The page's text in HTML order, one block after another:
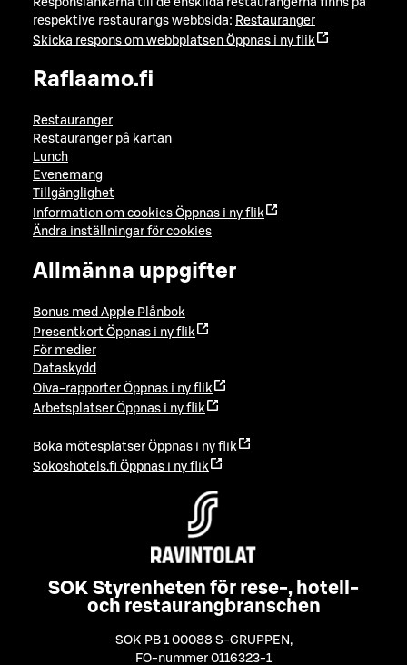
respektive restaurangs webbsida: Restauranger
Skicka respons om webbplatsen Öppnas i ny flik
Raflaamo.fi
Restauranger
Restauranger på kartan
Lunch
Evenemang
Tillgänglighet
Information om cookies Öppnas i ny flik
Ändra inställningar för cookies
Allmänna uppgifter
Bonus med Apple Plånbok
Presentkort Öppnas i ny flik
För medier
Dataskydd
Oiva-rapporter Öppnas i ny flik
Arbetsplatser Öppnas i ny flik
Boka mötesplatser Öppnas i ny flik
Sokoshotels.fi Öppnas i ny flik
SOK Styrenheten för rese-, hotell-
och restaurangbranschen
SOK PB 1 00088 S-GRUPPEN ,
FO-nummer 0116323-1